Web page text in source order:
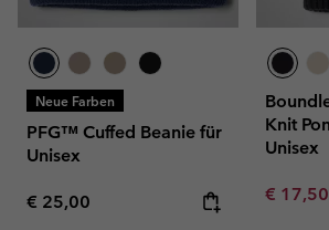
Neue Farben
PFG™ Cuffed Beanie für
Unisex
Regular price:
€ 25,00
Knit
Unisex
Sale
€ 17,50